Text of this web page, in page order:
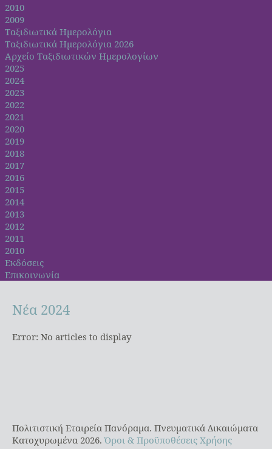
2010
2009
Ταξιδιωτικά Ημερολόγια
Ταξιδιωτικά Ημερολόγια 2026
Αρχείο Ταξιδιωτικών Ημερολογίων
2025
2024
2023
2022
2021
2020
2019
2018
2017
2016
2015
2014
2013
2012
2011
2010
Εκδόσεις
Επικοινωνία
Νέα 2024
Error: No articles to display
Πολιτιστική Εταιρεία Πανόραμα. Πνευματικά Δικαιώματα
Κατοχυρωμένα 2026.Όροι & Προϋποθέσεις Χρήσης